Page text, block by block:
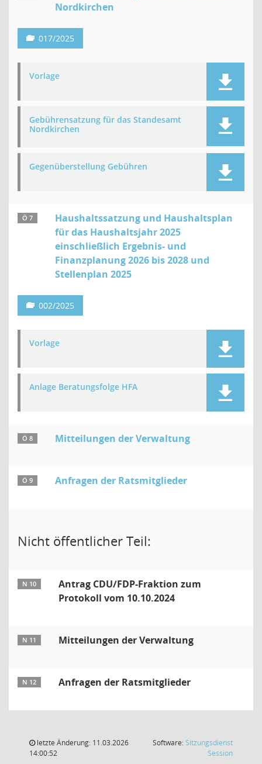
Nordkirchen
017/2025
Vorlage
Gebührensatzung für das Standesamt
Nordkirchen
Gegenüberstellung Gebühren
Ö 7
Haushaltssatzung und Haushaltsplan
für das Haushaltsjahr 2025
einschließlich Ergebnis- und
Finanzplanung 2026 bis 2028 und
Stellenplan 2025
002/2025
Vorlage
Anlage Beratungsfolge HFA
Ö 8 Mitteilungen der Verwaltung
Ö 9 Anfragen der Ratsmitglieder
Nicht öffentlicher Teil:
N 10
Antrag CDU/FDP-Fraktion zum
Protokoll vom 10.10.2024
N 11 Mitteilungen der Verwaltung
N 12 Anfragen der Ratsmitglieder
letzte Änderung: 11.03.2026
14:00:52
Software:Sitzungsdienst
Session(Wird in